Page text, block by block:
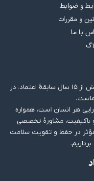
و ضوابط
و مقررات
با ما
با بیش از ۱۵ سال سابقهٔ اعتماد، در
هر انسان است، همواره
و باکیفیت، مشاورهٔ تخصصی
در حفظ و تقویت سلامت